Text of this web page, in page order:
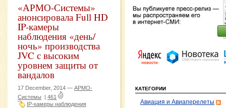
«АРМО-Системы»
анонсировала Full HD
IP-камеры
наблюдения «день/
ночь» производства
JVC с высоким
уровнем защиты от
вандалов
17 December, 2014 — АРМО-
Системы | 461
IP-камеры наблюдения
КАТЕГОРИИ
Авиация и Авиаперелеты